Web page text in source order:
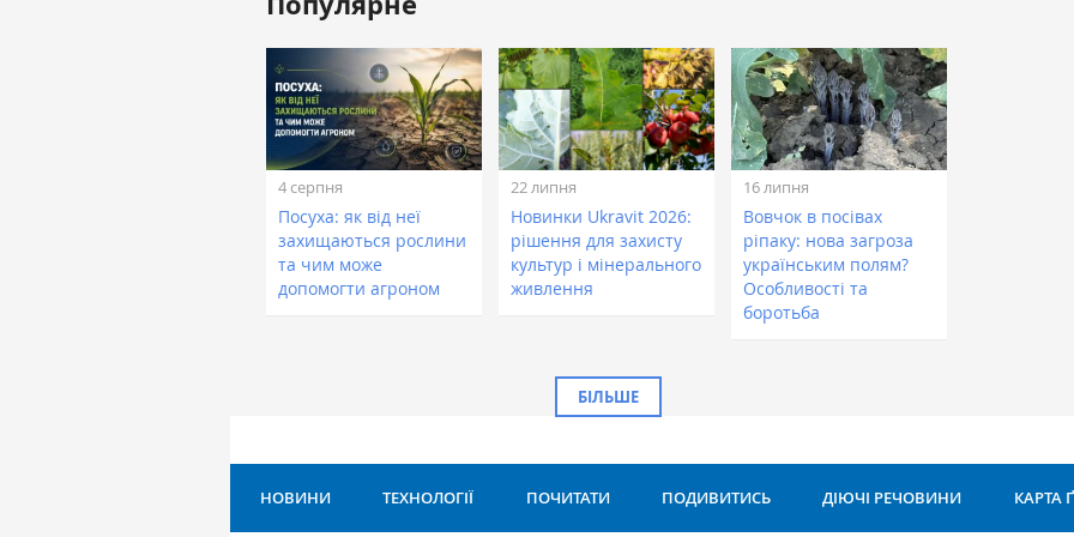
4 серпня
Посуха: як від неї
захищаються рослини
та чим може
допомогти агроном
22 липня
Новинки Ukravit 2026:
рішення для захисту
культур і мінерального
живлення
16 липня
Вовчок в посівах
ріпаку: нова загроза
українським полям?
Особливості та
боротьба
БІЛЬШЕ
НОВИНИ ТЕХНОЛОГІЇ ПОЧИТАТИ ПОДИВИТИСЬ ДІЮЧІ РЕЧОВИНИ КАРТА